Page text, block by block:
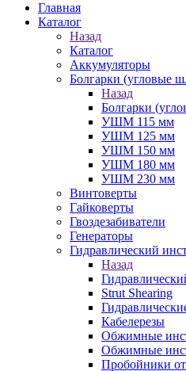
Главная
Каталог
Назад
Каталог
Аккумуляторы
Болгарки (угловые
Назад
Болгарки
УШМ 115 мм
УШМ 125 мм
УШМ 150 мм
УШМ 180 мм
УШМ 230 мм
Винтоверты
Гайковерты
Гвоздезабиватели
Генераторы
Гидравлический
Назад
Strut Shearing
Кабелерезы
Обжимные
Обжимные
Пробойники